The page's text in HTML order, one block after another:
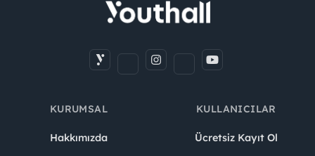
KURUMSAL
Hakkımızda
KULLANICILAR
Ücretsiz Kayıt Ol